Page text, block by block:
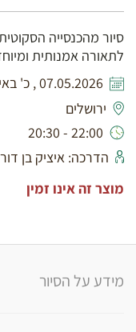
סיור מהכנסייה
לתאורה אמנותית
07.05.2026 , כ' באייר תשפ"ו
ירושלים
22:00 - 20:30
הדרכה: איציק בן
מוצר זה אינו זמין
מידע על הסיור